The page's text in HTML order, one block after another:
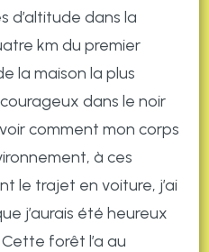
d’altitude dans la
km du premier
la maison la plus
dans le noir
comment mon corps
à ces
le trajet en voiture, j’ai
j’aurais été heureux
forêt l’a au